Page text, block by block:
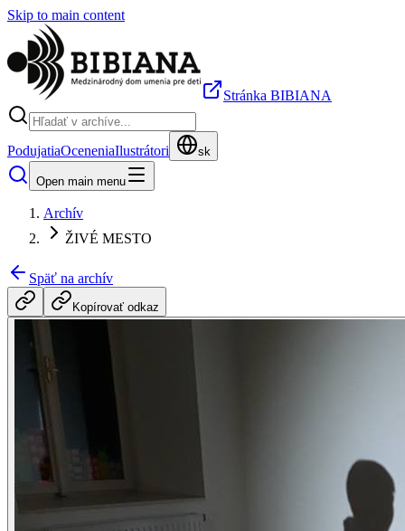
Skip to main content
Stránka BIBIANA
PodujatiaOceneniaIlustrátori sk
Open main menu
Archív
ŽIVÉ MESTO
Späť na archív
Kopírovať odkaz